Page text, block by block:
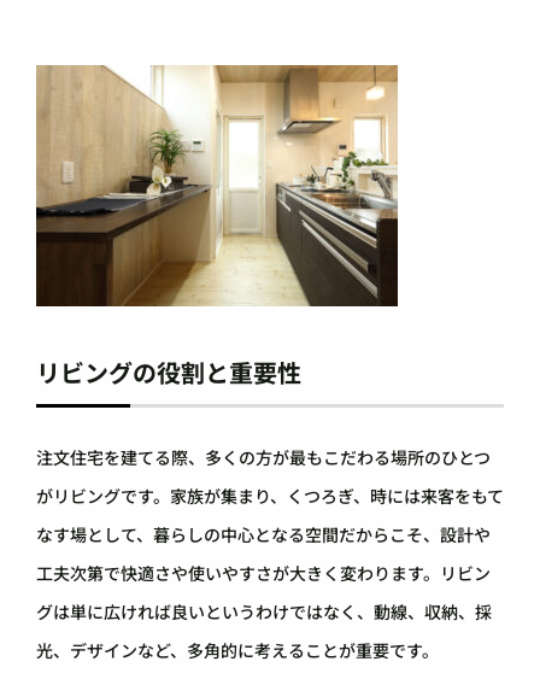
リビングの役割と重要性
注文住宅を建てる際、多くの方が最もこだわる場所のひとつ
がリビングです。家族が集まり、くつろぎ、時には来客をもて
なす場として、暮らしの中心となる空間だからこそ、設計や
工夫次第で快適さや使いやすさが大きく変わります。リビン
グは単に広ければ良いというわけではなく、動線、収納、採
光、デザインなど、多角的に考えることが重要です。